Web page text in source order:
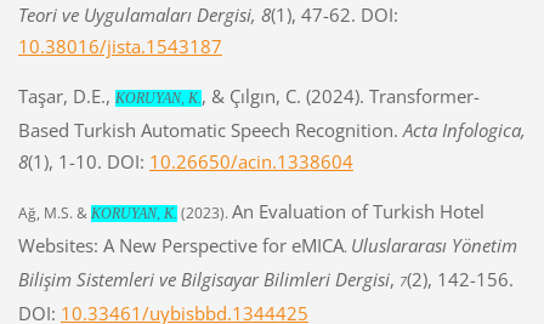
Teori ve Uygulamaları Dergisi, 8(1), 47-62. DOI:
10.38016/jista.1543187
Taşar, D.E., KORUYAN, K., & Çılgın, C. (2024). Transformer-
Based Turkish Automatic Speech Recognition. Acta Infologica,
8(1), 1-10. DOI: 10.26650/acin.1338604
Ağ, M.S. & KORUYAN, K. (2023). An Evaluation of Turkish Hotel
Websites: A New Perspective for eMICA. Uluslararası Yönetim
Bilişim Sistemleri ve Bilgisayar Bilimleri Dergisi, 7(2), 142-156.
DOI: 10.33461/uybisbbd.1344425